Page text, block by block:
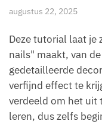
augustus 22, 2025
Deze tutorial laat je
nails" maakt, van
gedetailleerde
verfijnd effect te
verdeeld om het uit
leren, dus zelfs